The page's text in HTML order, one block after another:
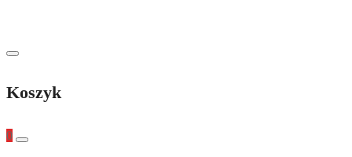
Koszyk
0